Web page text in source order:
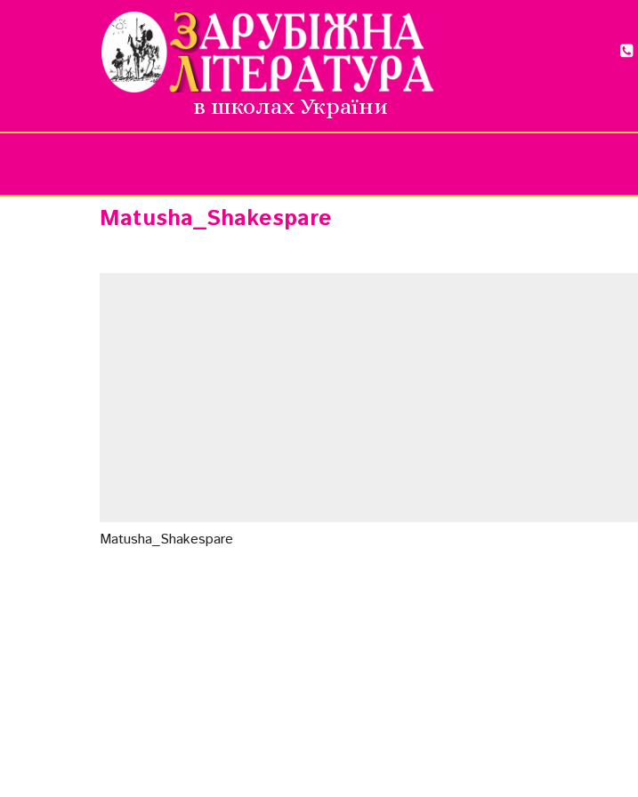
в школах України
Matusha_Shakespare
Matusha_Shakespare